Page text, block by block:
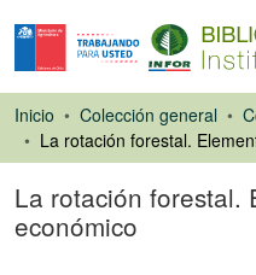
Inicio Colección general
La rotación forestal.
económico